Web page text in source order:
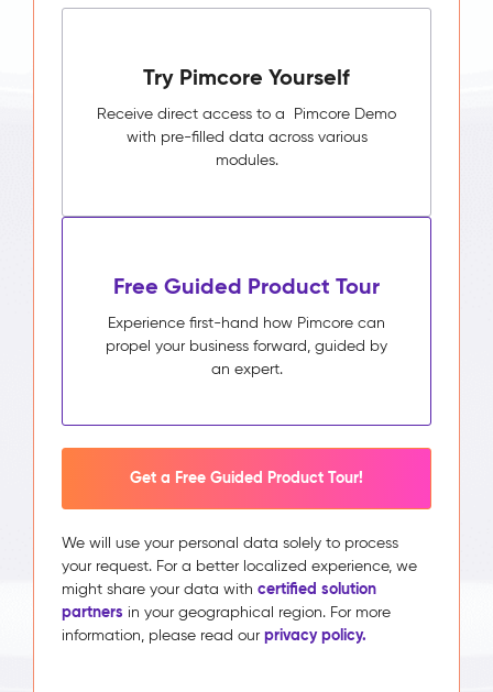
Try Pimcore Yourself
Receive direct access to a Pimcore Demo
with pre-filled data across various
modules.
Free Guided Product Tour
Experience first-hand how Pimcore can
propel your business forward, guided by
an expert.
Get a Free Guided Product Tour!
We will use your personal data solely to process
your request. For a better localized experience, we
might share your data with certified solution
partners in your geographical region. For more
information, please read our privacy policy.